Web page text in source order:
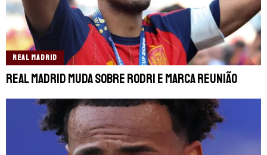
REAL MADRID
Real Madrid muda sobre Rodri e marca reunião